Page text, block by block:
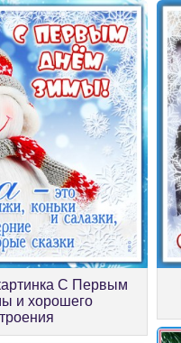
С Первым
и хорошего